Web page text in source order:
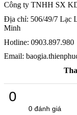
Công ty TNHH SX
Địa chỉ: 506/49/7 Lạc
Minh
Hotline: 0903.897.980
Email:
0
0 đánh giá